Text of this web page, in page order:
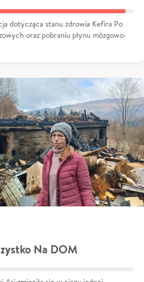
dotycząca stanu zdrowia Kefira Po
oraz pobraniu płynu mózgowo-
Na DOM